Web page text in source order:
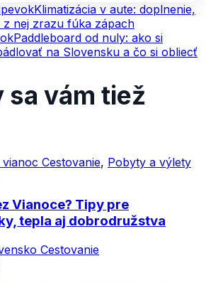
Klimatizácia v aute: doplnenie,
nej zrazu fúka zápach
Paddleboard od nuly: ako si
na Slovensku a čo si obliecť
sa vám tiež
Cestovanie, Pobyty a výlety
Vianoce? Tipy pre
tepla aj dobrodružstva
Cestovanie